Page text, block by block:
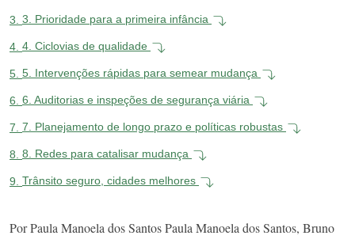
3. 3. Prioridade para a primeira infância
4. 4. Ciclovias de qualidade
5. 5. Intervenções rápidas para semear mudança
6. 6. Auditorias e inspeções de segurança viária
7. 7. Planejamento de longo prazo e políticas robustas
8. 8. Redes para catalisar mudança
9. Trânsito seguro, cidades melhores
Por Paula Manoela dos Santos Paula Manoela dos Santos, Bruno